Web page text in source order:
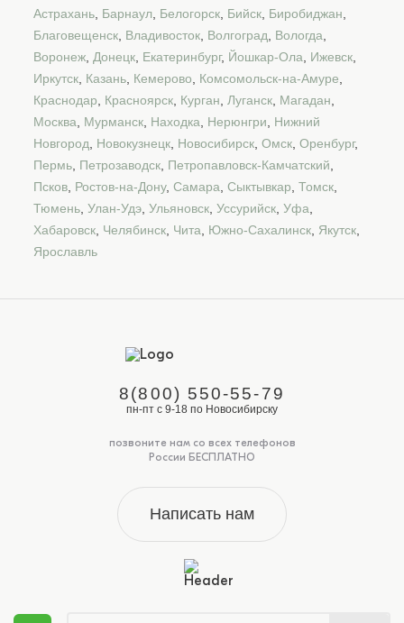
Астрахань Барнаул Белогорск Бийск Биробиджан
Благовещенск Владивосток Волгоград Вологда
Воронеж Донецк Екатеринбург, Йошкар-Ола Ижевск
Иркутск Казань Кемерово Комсомольск-на-Амуре
Краснодар
Красноярск Курган Луганск Магадан
Москва
Мурманск Находка Нерюнгри
Нижний
Новгород
Новокузнецк Новосибирск Омск Оренбург,
Пермь Петрозаводск Петропавловск-Камчатский
Псков Ростов-на-Дону, Самара Сыктывкар Томск
Тюмень Улан-Удэ Ульяновск Уссурийск Уфа
Хабаровск Челябинск Чита Южно-Сахалинск Якутск
Ярославль
8(800) 550-55-79
пн-пт с 9-18 по Новосибирску
позвоните нам со всех телефонов
России БЕСПЛАТНО
Написать нам